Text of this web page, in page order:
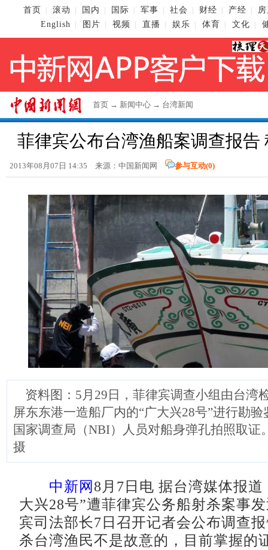
首页 滚动 国内 国际 军事 社会 财经 产经
English
图片 视频 直播 娱乐 体育 文化
首页 → 新闻中心 → 台湾新闻
菲律宾公布台湾渔船案调查报告
2013年08月07日 14:35 来源： 中国新闻网 参与互动(0)
资料图：5月29日，菲律宾调查小组由台湾
屏东东港一造船厂内的“广大兴28号”进行勘
国家调查局（NBI）人员对船身弹孔拍照取证
摄
中新网 8月7日电 据台湾媒体报
大兴28号”遭菲律宾公务船射杀案事
宾司法部长7日召开记者会公布调查
杀台湾渔民不是故意的，目前掌握的